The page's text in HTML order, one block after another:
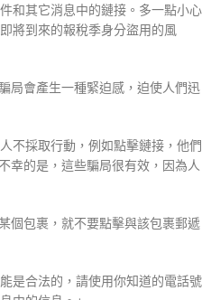
和其它消息中的鏈接。多一點小心
將到來的報稅季身分盜用的風
局會產生一種緊迫感，迫使人們迅
不採取行動，例如點擊鏈接，他們
幸的是，這些騙局很有效，因為人
個包裹，就不要點擊與該包裹郵遞
是合法的，請使用你知道的電話號